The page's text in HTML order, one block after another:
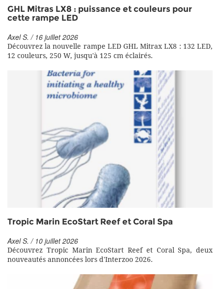
GHL Mitras LX8 : puissance et couleurs pour
cette rampe LED
Axel S. / 16 juillet 2026
Découvrez la nouvelle rampe LED GHL Mitrax LX8 : 132 LED,
12 couleurs, 250 W, jusqu'à 125 cm éclairés.
Tropic Marin EcoStart Reef et Coral Spa
Axel S. / 10 juillet 2026
Découvrez Tropic Marin EcoStart Reef et Coral Spa, deux
nouveautés annoncées lors d'Interzoo 2026.